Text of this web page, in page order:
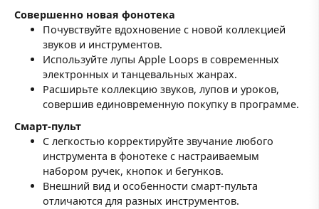
Совершенно новая фонотека
Почувствуйте вдохновение с новой коллекцией
звуков и инструментов.
Используйте лупы Apple Loops в современных
электронных и танцевальных жанрах.
Расширьте коллекцию звуков, лупов и уроков,
совершив единовременную покупку в программе.
Смарт-пульт
С легкостью корректируйте звучание любого
инструмента в фонотеке с настраиваемым
набором ручек, кнопок и бегунков.
Внешний вид и особенности смарт-пульта
отличаются для разных инструментов.